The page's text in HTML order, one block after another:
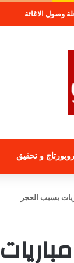
الاغاثة
روبورتاج و تحقيق